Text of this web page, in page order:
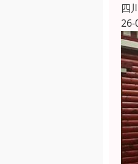
四
26-